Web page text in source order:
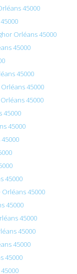
45000
Orléans 45000
45000
45000
45000
45000
45000
45000
45000
45000
45000
45000
45000
45000
45000